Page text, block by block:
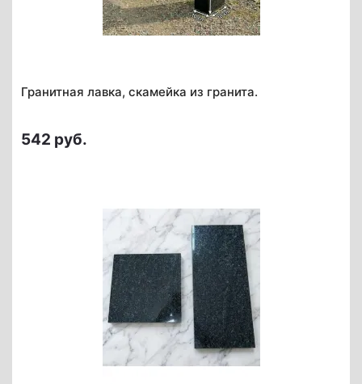
Гранитная лавка, скамейка из гранита.
542 руб.